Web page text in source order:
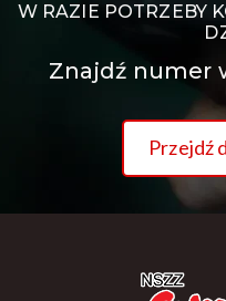
W RAZIE POTRZEBY
Znajdź numer
Przejdź